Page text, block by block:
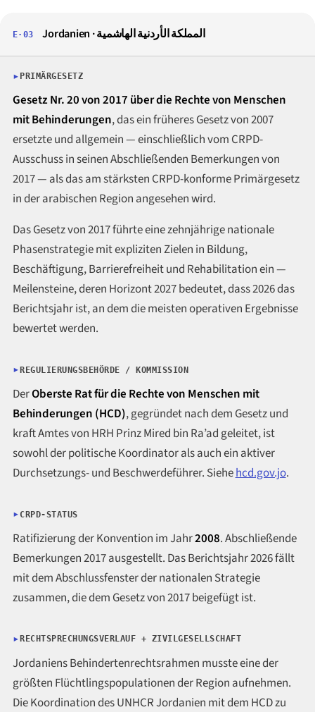
E·03 Jordanien ·المملكة الأردنية الهاشمية
PRIMÄRGESETZ
Gesetz Nr. 20 von 2017 über die Rechte von Menschen
mit Behinderungen, das ein früheres Gesetz von 2007
ersetzte und allgemein — einschließlich vom CRPD-
Ausschuss in seinen Abschließenden Bemerkungen von
2017 — als das am stärksten CRPD-konforme Primärgesetz
in der arabischen Region angesehen wird.
Das Gesetz von 2017 führte eine zehnjährige nationale
Phasenstrategie mit expliziten Zielen in Bildung,
Beschäftigung, Barrierefreiheit und Rehabilitation ein —
Meilensteine, deren Horizont 2027 bedeutet, dass 2026 das
Berichtsjahr ist, an dem die meisten operativen Ergebnisse
bewertet werden.
REGULIERUNGSBEHÖRDE / KOMMISSION
DerOberste Rat für die Rechte von Menschen mit
Behinderungen (HCD), gegründet nach dem Gesetz und
kraft Amtes von HRH Prinz Mired bin Ra’ad geleitet, ist
sowohl der politische Koordinator als auch ein aktiver
Durchsetzungs- und Beschwerdeführer. Siehehcd.gov.jo.
CRPD-STATUS
Ratifizierung der Konvention im Jahr2008. Abschließende
Bemerkungen 2017 ausgestellt. Das Berichtsjahr 2026 fällt
mit dem Abschlussfenster der nationalen Strategie
zusammen, die dem Gesetz von 2017 beigefügt ist.
RECHTSPRECHUNGSVERLAUF + ZIVILGESELLSCHAFT
Jordaniens Behindertenrechtsrahmen musste eine der
größten Flüchtlingspopulationen der Region aufnehmen.
Die Koordination des UNHCR Jordanien mit dem HCD zu